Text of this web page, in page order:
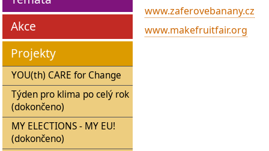
Akce
Projekty
YOU(th) CARE for Change
Týden pro klima po celý rok
(dokončeno)
MY ELECTIONS - MY EU!
(dokončeno)
www.zaferovebanany.cz
www.makefruitfair.org